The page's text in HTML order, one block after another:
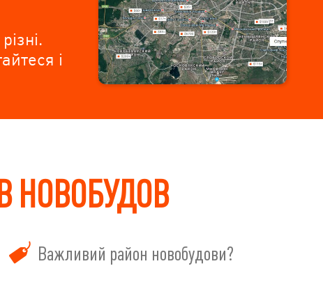
і
НОВОБУДОВ
Важливий район новобудови?